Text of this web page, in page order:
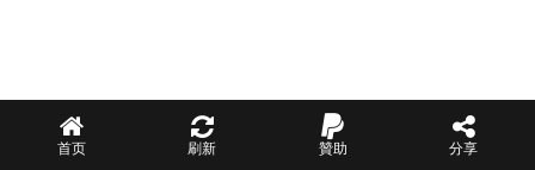
首页 刷新 贊助 分享